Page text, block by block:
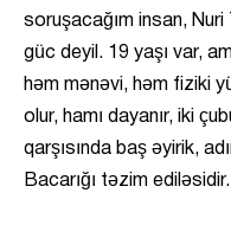
soruşacağım insan,
güc deyil. 19 yaşı var,
həm mənəvi, həm fiziki
olur, hamı dayanır, iki
qarşısında baş əyirik,
Bacarığı təzim ediləsidir.